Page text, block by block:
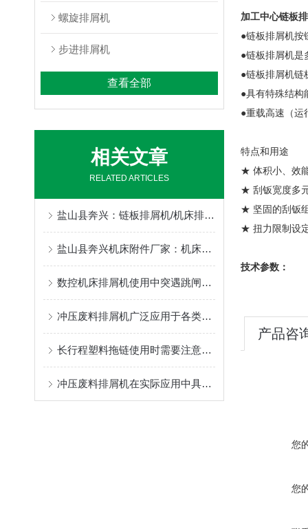
螺旋排屑机
步进排屑机
查看全部
相关文章
RELATED ARTICLES
盐山县奔兴：链板排屑机/机床排屑机/磁性排屑机/刮板排屑机/链板式排屑机/链式排屑机全品类非标定制，一站式机床排屑解决方案
盐山县奔兴机床附件厂家：机床排屑机/链板排屑机/磁性排屑机/刮板排屑机非标定制一站式供应
数控机床排屑机使用中突遇跳闸故障应如何处理
冲压废料排屑机广泛应用于各类数控机床加工中心
长行程塑料拖链使用时需要注意哪些方面?
冲压废料排屑机在实际应用中具有的优点
加工中心链板
●链板排屑机按
●链板排屑机是
●链板排屑机链
●具有特殊结构
●重载高速（运
特点和用途
★ 体积小、效
★ 刮钣宽度多
★ 坚固的刮钣
★ 扭力限制设
技术参数：
产品咨
您
您